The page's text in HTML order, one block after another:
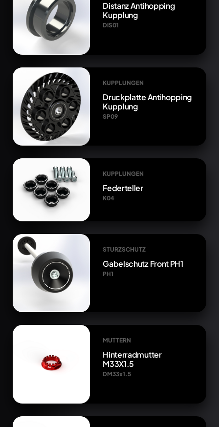
Distanz Antihopping
Kupplung
DIS01
KUPPLUNGEN
Druckplatte Antihopping
Kupplung
SP09
KUPPLUNGEN
Federteller
K04
STURZSCHUTZ
Gabelschutz Front PH1
PH1
MUTTERN
Hinterradmutter
M33X1.5
DM33x1.5